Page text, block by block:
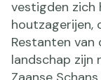
vestigden zich
houtzagerijen,
Restanten
landschap zijn